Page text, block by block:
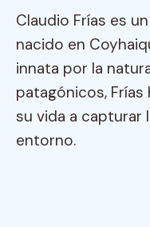
Claudio Frías es
nacido en
innata por la
patagónicos,
su vida a capturar
entorno.